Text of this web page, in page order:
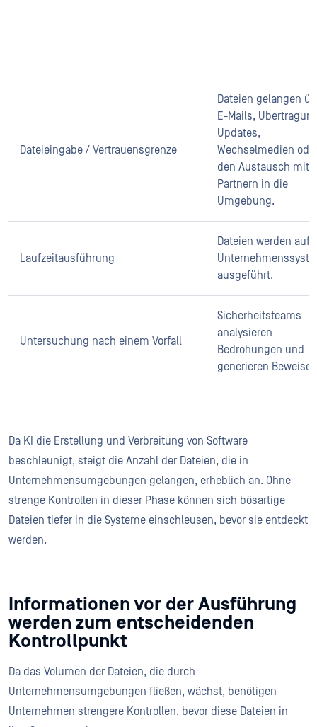
Dateieingabe / Vertrauensgrenze
Dateien gelangen
E-Mails,
Updates,
Wechselmedien
den Austausch mit
Partnern in die
Umgebung.
Laufzeitausführung
Dateien werden auf
ausgeführt.
Untersuchung nach einem Vorfall
Sicherheitsteams
analysieren
Bedrohungen und
generieren Beweise.
Da KI die Erstellung und Verbreitung von Software
beschleunigt, steigt die Anzahl der Dateien, die in
Unternehmensumgebungen gelangen, erheblich an. Ohne
strenge Kontrollen in dieser Phase können sich bösartige
Dateien tiefer in die Systeme einschleusen, bevor sie entdeckt
werden.
Informationen vor der Ausführung
werden zum entscheidenden
Kontrollpunkt
Da das Volumen der Dateien, die durch
Unternehmensumgebungen fließen, wächst, benötigen
Unternehmen strengere Kontrollen, bevor diese Dateien in